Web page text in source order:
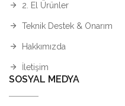
2. El Ürünler
Teknik Destek & Onarım
Hakkımızda
İletişim
SOSYAL MEDYA